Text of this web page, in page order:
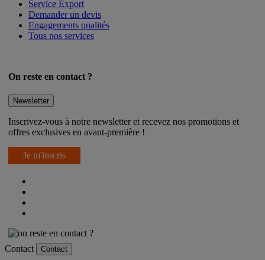
Service Export
Demander un devis
Engagements qualités
Tous nos services
On reste en contact ?
Newsletter
Inscrivez-vous à notre newsletter et recevez nos promotions et
offres exclusives en avant-première !
Je m'inscris
Contact Contact